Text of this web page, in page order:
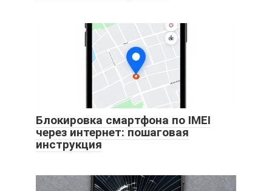
Блокировка смартфона по IMEI
через интернет: пошаговая
инструкция